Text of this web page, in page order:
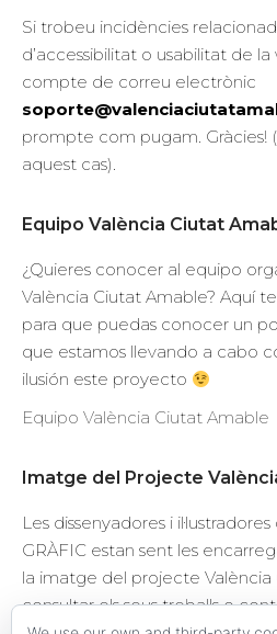
Si trobeu incidències
d’accessibilitat o usabilitat de
compte de correu electrònic
prompte com pugam. Gràcies!
aquest cas).
Equipo València Ciutat
¿Quieres conocer al equipo
València Ciutat Amable? Aquí
para que puedas conocer un
que estamos llevando a cabo
ilusión este proyecto
Equipo València Ciutat Amable
Imatge del Projecte
Les dissenyadores i
GRÀFIC estan sent les
la imatge del projecte València
consultar els seus treballs o